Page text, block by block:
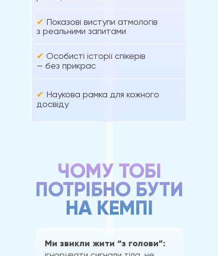
✔ Наукова рамка для кожного
досвіду
✔ Особисті історії спікерів
— без прикрас
✔ Показові виступи атмологів
з реальними запитами
ЧОМУ ТОБІ
ПОТРІБНО БУТИ
НА КЕМПІ
Ми звикли жити “з голови”: